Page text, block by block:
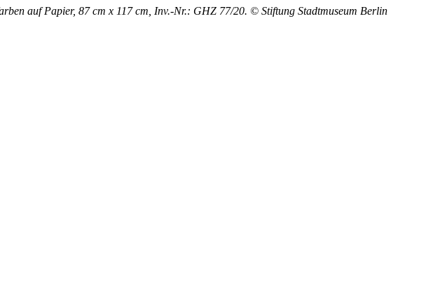
auf Papier, 87 cm x 117 cm, Inv.-Nr.: GHZ 77/20. © Stiftung Stadtmuseum Berlin